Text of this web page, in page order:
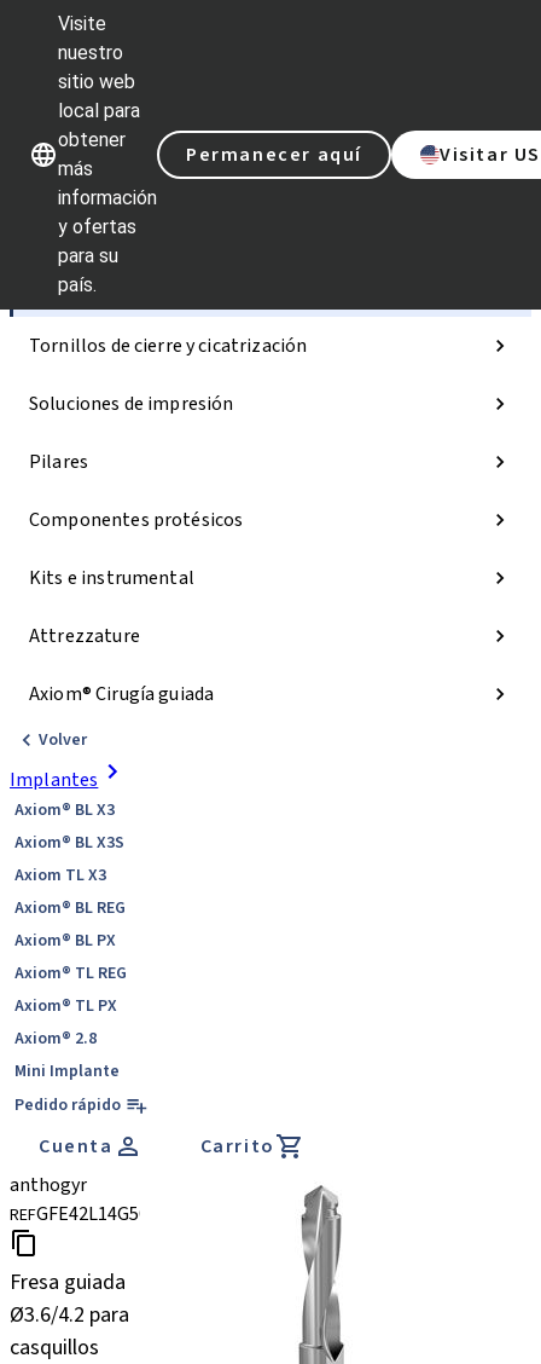
Visite
nuestro
sitio web
local para
obtener
más
información
y ofertas
para su
país.
Permanecer aquí Visitar
Categorías
Implantes
Tornillos de cierre y cicatrización
Soluciones de impresión
Pilares
Componentes protésicos
Kits e instrumental
Attrezzature
Axiom® Cirugía guiada
Volver
Implantes
Axiom® BL X3
Axiom® BL X3S
Axiom TL X3
Axiom® BL REG
Axiom® BL PX
Axiom® TL REG
Axiom® TL PX
Axiom® 2.8
Mini Implante
Pedido rápido
Cuenta
Carrito
anthogyr
REFGFE42L14G50
Fresa guiada
Ø3.6/4.2 para
casquillos